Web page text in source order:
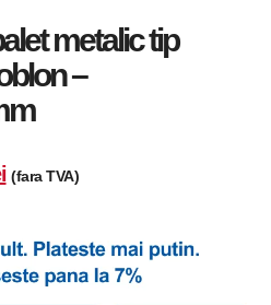
metalic tip
–
(fara TVA)